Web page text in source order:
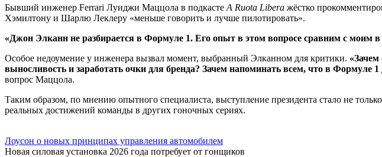
Бывший инженер Ferrari Луиджи Маццола в подкасте A Ruota Libera жёстко
Хэмилтону и Шарлю Леклеру «меньше говорить и лучше пилотировать».
«Джон Элканн не разбирается в Формуле 1. Его опыт в этом вопросе сравним с моим
Особое недоумение у инженера вызвал момент, выбранный Элканном для критики.
выносливость и заработать очки для бренда? Зачем напоминать всем, что в Формуле
вопрос Маццола.
Таким образом, по мнению опытного специалиста, выступление президента стало не
реальных достижений команды в других гоночных сериях.
Лоусон о новых принципах управления автомобилем
Новая силовая установка 2026 года потребует от гонщиков